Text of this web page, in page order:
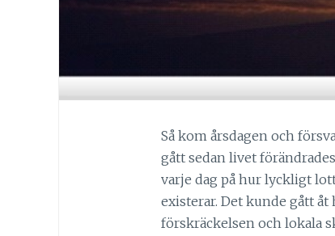
Så kom årsdagen och
gått sedan livet
varje dag på hur lyckligt
existerar. Det kunde gått
förskräckelsen och lokala